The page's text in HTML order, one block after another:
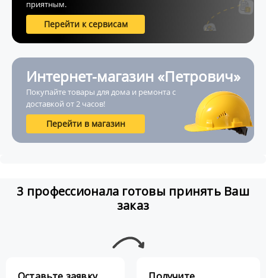
приятным.
Перейти к сервисам
Интернет-магазин «Петрович»
Покупайте товары для дома и ремонта с
доставкой от 2 часов!
Перейти в магазин
3 профессионала готовы принять Ваш
заказ